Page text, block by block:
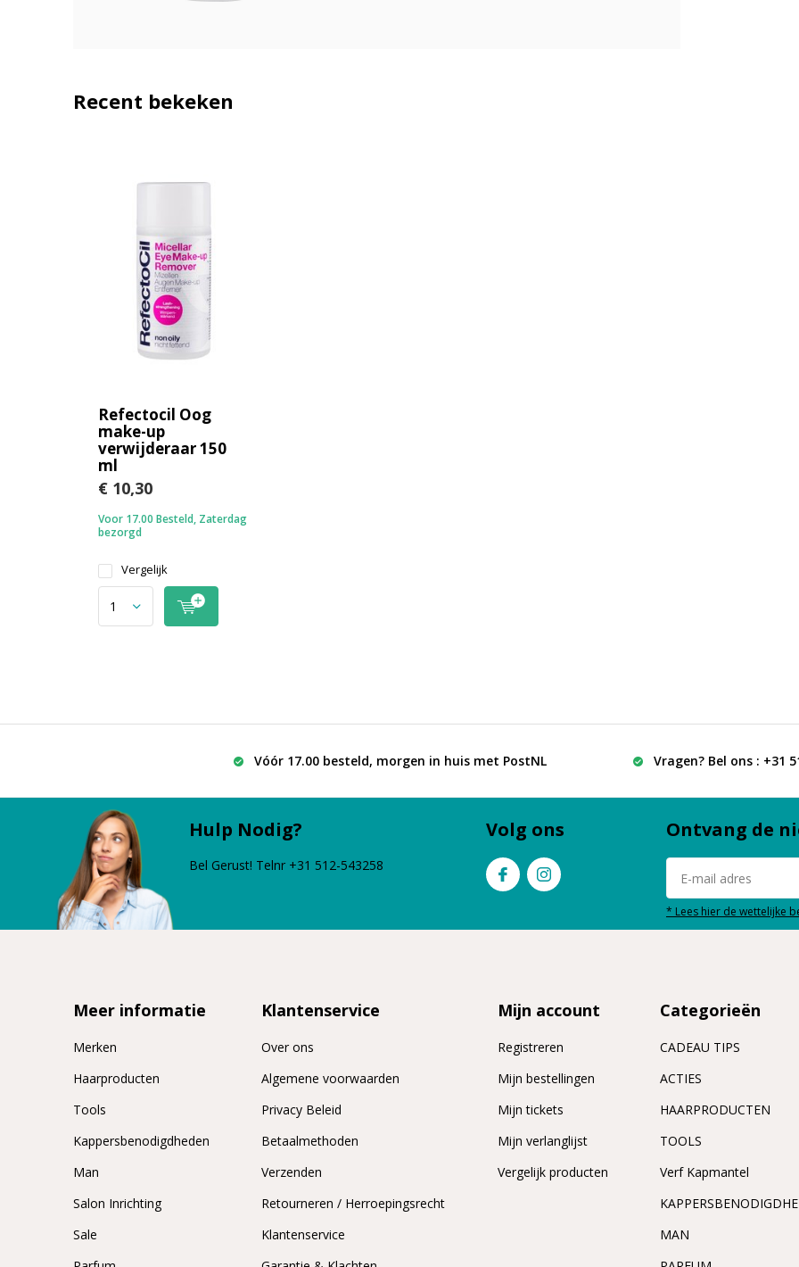
Recent bekeken
Refectocil Oog
make-up
verwijderaar 150
ml
€ 10,30
Voor 17.00 Besteld, Zaterdag
bezorgd
Vergelijk
Vóór 17.00 besteld, morgen in huis met PostNL Vragen? Bel ons : +31
Hulp Nodig?
Bel Gerust! Telnr +31 512-543258
Volg ons Ontvang de
* Lees hier de wettelijke
Meer informatie
Merken
Haarproducten
Tools
Kappersbenodigdheden
Man
Salon Inrichting
Sale
Klantenservice
Over ons
Algemene voorwaarden
Privacy Beleid
Betaalmethoden
Verzenden
Retourneren / Herroepingsrecht
Klantenservice
Mijn account
Registreren
Mijn bestellingen
Mijn tickets
Mijn verlanglijst
Vergelijk producten
Categorieën
CADEAU TIPS
ACTIES
HAARPRODUCTEN
TOOLS
Verf Kapmantel
MAN